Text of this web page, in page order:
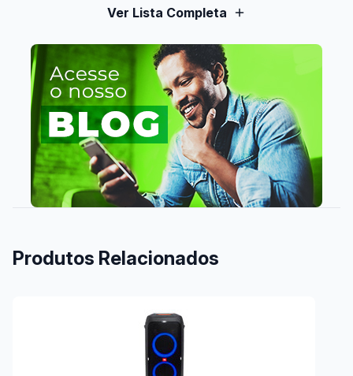
Ver Lista Completa
Produtos Relacionados